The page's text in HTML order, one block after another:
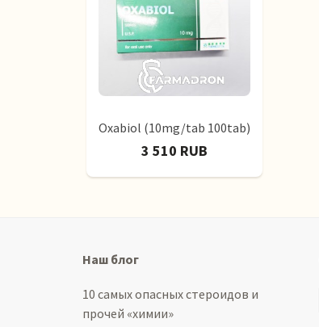
Oxabiol (10mg/tab 100tab)
3 510 RUB
Наш блог
10 самых опасных стероидов и
прочей «химии»